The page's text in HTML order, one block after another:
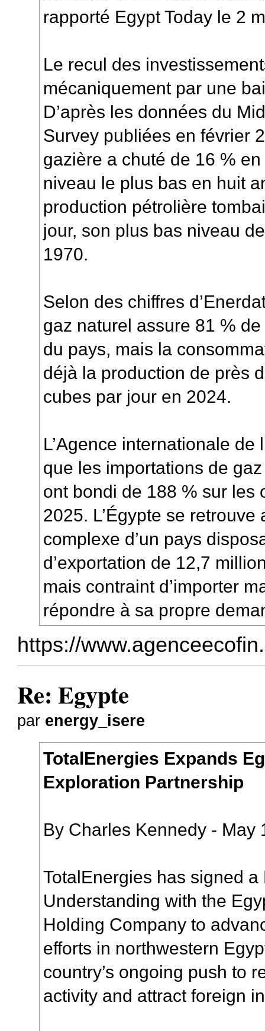
rapporté Egypt Today le 2
Le recul des
mécaniquement par une
D’après les données du
Survey publiées en février
gazière a chuté de 16 %
niveau le plus bas en huit
production pétrolière
jour, son plus bas niveau
1970.
Selon des chiffres
gaz naturel assure 81 %
du pays, mais la
déjà la production de près
cubes par jour en 2024.
L’Agence internationale de
que les importations de
ont bondi de 188 % sur les
2025. L’Égypte se
complexe d’un pays
d’exportation de 12,7
mais contraint d’importer
répondre à sa propre
https://
Re: Egypte
par energy_isere
TotalEnergies Expands
Exploration Partnership
By Charles Kennedy - May
TotalEnergies has signed
Understanding with the
Holding Company to
efforts in northwestern
country’s ongoing push to
activity and attract foreign